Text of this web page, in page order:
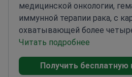
медицинской онкологии,
иммунной терапии рака, с
охватывающей более
Получив медицинскую
университете в 1970-х
специализированное
Читать подробнее
Получить бесплатную